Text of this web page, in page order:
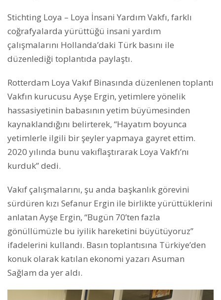
Stichting Loya – Loya İnsani Yardım Vakfı, farklı
coğrafyalarda yürüttüğü insani yardım
çalışmalarını Hollanda’daki Türk basını ile
düzenlediği toplantıda paylaştı.
Rotterdam Loya Vakıf Binasında düzenlenen toplantı
Vakfın kurucusu Ayşe Ergin, yetimlere yönelik
hassasiyetinin babasının yetim büyümesinden
kaynaklandığını belirterek, “Hayatım boyunca
yetimlerle ilgili bir şeyler yapmaya gayret ettim.
2020 yılında bunu vakıflaştırarak Loya Vakfı’nı
kurduk” dedi.
Vakıf çalışmalarını, şu anda başkanlık görevini
sürdüren kızı Sefanur Ergin ile birlikte yürüttüklerini
anlatan Ayşe Ergin, “Bugün 70’ten fazla
gönüllümüzle bu iyilik hareketini büyütüyoruz”
ifadelerini kullandı. Basın toplantısına Türkiye’den
konuk olarak katılan ekonomi yazarı Asuman
Sağlam da yer aldı.